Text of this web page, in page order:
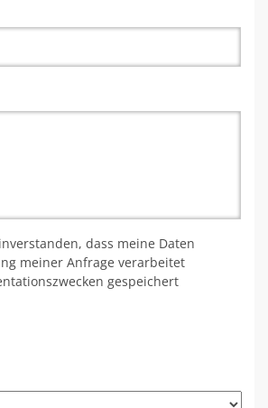
dass meine Daten
meiner Anfrage verarbeitet
gespeichert